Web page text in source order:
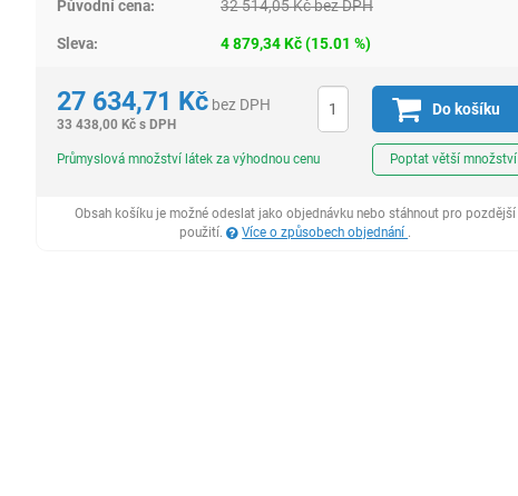
Původní cena: 32 514,05Kčbez DPH
Sleva: 4 879,34Kč(15.01 %)
27 634,71 Kč bez DPH
33 438,00 Kč s DPH
Do košíku
Průmyslová množství látek za výhodnou cenu Poptat větší množství
Obsah košíku je možné odeslat jako objednávku nebo stáhnout pro pozdější
použití.
Více o způsobech objednání